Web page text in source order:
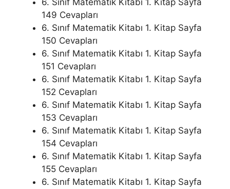
6. Sınıf Matematik Kitabı 1. Kitap Sayfa
149 Cevapları
6. Sınıf Matematik Kitabı 1. Kitap Sayfa
150 Cevapları
6. Sınıf Matematik Kitabı 1. Kitap Sayfa
151 Cevapları
6. Sınıf Matematik Kitabı 1. Kitap Sayfa
152 Cevapları
6. Sınıf Matematik Kitabı 1. Kitap Sayfa
153 Cevapları
6. Sınıf Matematik Kitabı 1. Kitap Sayfa
154 Cevapları
6. Sınıf Matematik Kitabı 1. Kitap Sayfa
155 Cevapları
6. Sınıf Matematik Kitabı 1. Kitap Sayfa